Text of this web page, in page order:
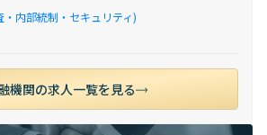
・内部統制・セキュリティ)
機関の求人一覧を見る